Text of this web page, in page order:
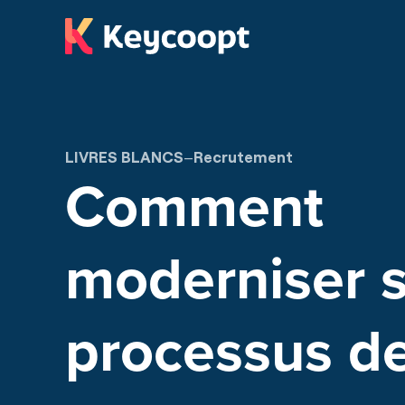
LIVRES BLANCS–Recrutement
Comment
moderniser
processus